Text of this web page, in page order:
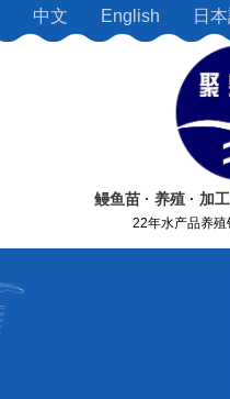
中文 English 日
鳗鱼苗 · 养殖 · 加
22年水产品养